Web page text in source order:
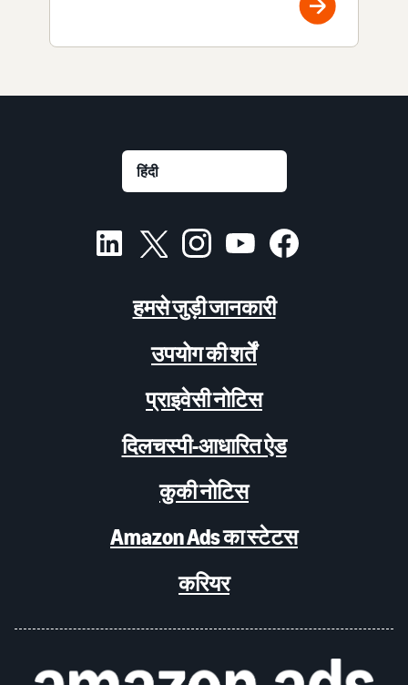
हमसे जुड़ी जानकारी
उपयोग की शर्तें
प्राइवेसी नोटिस
दिलचस्पी-आधारित ऐड
कुकी नोटिस
Amazon Ads का स्टेटस
करियर